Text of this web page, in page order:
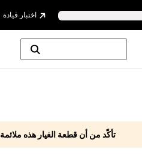
اختبار قيادة
تأكّد من أن قطعة الغيار هذه ملائمة